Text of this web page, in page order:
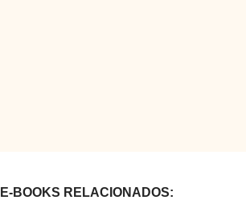
E-BOOKS RELACIONADOS: